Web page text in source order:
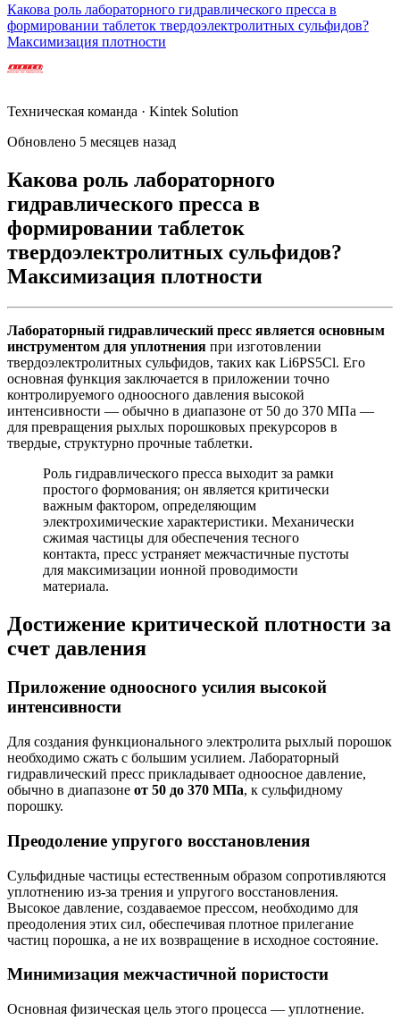
Какова роль лабораторного гидравлического пресса в
формировании таблеток твердоэлектролитных сульфидов?
Максимизация плотности
Техническая команда · Kintek Solution
Обновлено 5 месяцев назад
Какова роль лабораторного
гидравлического пресса в
формировании таблеток
твердоэлектролитных сульфидов?
Максимизация плотности
Лабораторный гидравлический пресс является основным
инструментом для уплотнения при изготовлении
твердоэлектролитных сульфидов, таких как Li6PS5Cl. Его
основная функция заключается в приложении точно
контролируемого одноосного давления высокой
интенсивности — обычно в диапазоне от 50 до 370 МПа —
для превращения рыхлых порошковых прекурсоров в
твердые, структурно прочные таблетки.
Роль гидравлического пресса выходит за рамки
простого формования; он является критически
важным фактором, определяющим
электрохимические характеристики. Механически
сжимая частицы для обеспечения тесного
контакта, пресс устраняет межчастичные пустоты
для максимизации ионной проводимости
материала.
Достижение критической плотности за
счет давления
Приложение одноосного усилия высокой
интенсивности
Для создания функционального электролита рыхлый порошок
необходимо сжать с большим усилием. Лабораторный
гидравлический пресс прикладывает одноосное давление,
обычно в диапазоне от 50 до 370 МПа, к сульфидному
порошку.
Преодоление упругого восстановления
Сульфидные частицы естественным образом сопротивляются
уплотнению из-за трения и упругого восстановления.
Высокое давление, создаваемое прессом, необходимо для
преодоления этих сил, обеспечивая плотное прилегание
частиц порошка, а не их возвращение в исходное состояние.
Минимизация межчастичной пористости
Основная физическая цель этого процесса — уплотнение.